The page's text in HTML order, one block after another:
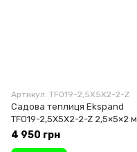
Артикул: TFO19-2,5X5X2-2-Z
Садова теплиця Ekspand
TFO19-2,5X5X2-2-Z 2,5×5×2 м
4 950 грн